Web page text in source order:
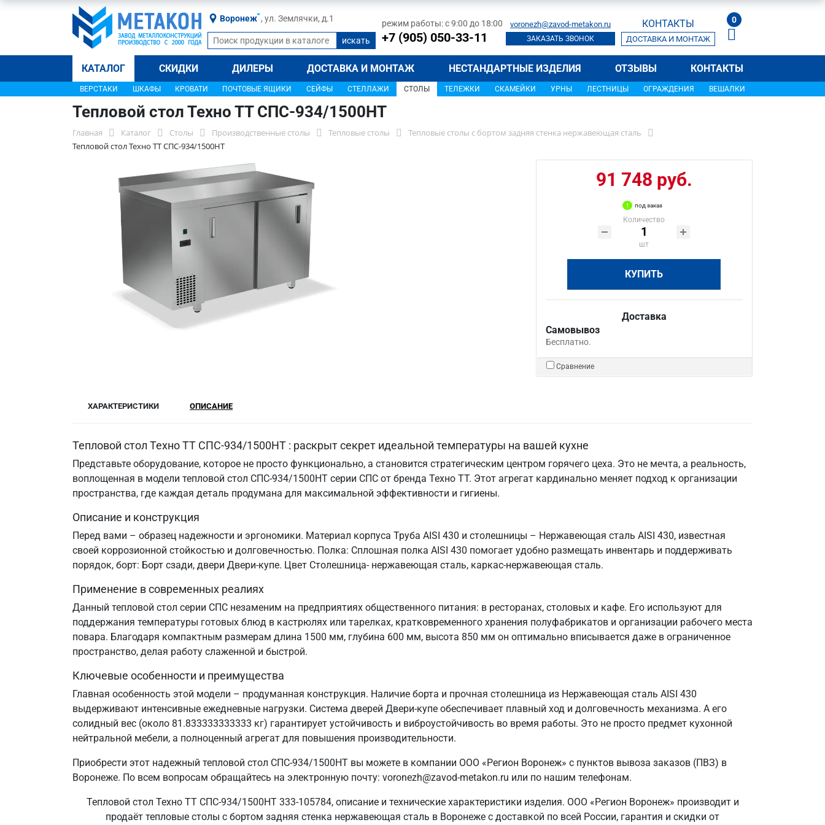
Воронеж , ул. Землячки, д.1 режим работы: с 9:00 до 18:00
+7 (905) 050-33-11
voronezh@zavod-metakon.ru
ЗАКАЗАТЬ ЗВОНОК
КОНТАКТЫ
ДОСТАВКА И МОНТАЖ
0
КАТАЛОГ СКИДКИ ДИЛЕРЫ ДОСТАВКА И МОНТАЖ НЕСТАНДАРТНЫЕ ИЗДЕЛИЯ ОТЗЫВЫ КОНТАКТЫ
ВЕРСТАКИ ШКАФЫ КРОВАТИ ПОЧТОВЫЕ ЯЩИКИ СЕЙФЫ СТЕЛЛАЖИ СТОЛЫ ТЕЛЕЖКИ СКАМЕЙКИ УРНЫ ЛЕСТНИЦЫ ОГРАЖДЕНИЯ ВЕШАЛКИ
Тепловой стол Техно ТТ СПС-934/1500НТ
Главная Каталог Столы Производственные столы Тепловые столы
Тепловые столы с бортом задняя стенка нержавеющая сталь
Тепловой стол Техно ТТ СПС-934/1500НТ
91 748 руб.
под заказ
Количество
шт
КУПИТЬ
Доставка
Самовывоз
Бесплатно.
Сравнение
ХАРАКТЕРИСТИКИ ОПИСАНИЕ
Тепловой стол Техно ТТ СПС-934/1500НТ : раскрыт секрет идеальной температуры на вашей кухне
Представьте оборудование, которое не просто функционально, а становится стратегическим центром горячего цеха. Это не мечта, а реальность,
воплощенная в модели тепловой стол СПС-934/1500НТ серии СПС от бренда Техно ТТ. Этот агрегат кардинально меняет подход к организации
пространства, где каждая деталь продумана для максимальной эффективности и гигиены.
Описание и конструкция
Перед вами – образец надежности и эргономики. Материал корпуса Труба AISI 430 и столешницы – Нержавеющая сталь AISI 430, известная
своей коррозионной стойкостью и долговечностью. Полка: Сплошная полка AISI 430 помогает удобно размещать инвентарь и поддерживать
порядок, борт: Борт сзади, двери Двери-купе. Цвет Столешница- нержавеющая сталь, каркас-нержавеющая сталь.
Применение в современных реалиях
Данный тепловой стол серии СПС незаменим на предприятиях общественного питания: в ресторанах, столовых и кафе. Его используют для
поддержания температуры готовых блюд в кастрюлях или тарелках, кратковременного хранения полуфабрикатов и организации рабочего места
повара. Благодаря компактным размерам длина 1500 мм, глубина 600 мм, высота 850 мм он оптимально вписывается даже в ограниченное
пространство, делая работу слаженной и быстрой.
Ключевые особенности и преимущества
Главная особенность этой модели – продуманная конструкция. Наличие борта и прочная столешница из Нержавеющая сталь AISI 430
выдерживают интенсивные ежедневные нагрузки. Система дверей Двери-купе обеспечивает плавный ход и долговечность механизма. А его
солидный вес (около 81.833333333333 кг) гарантирует устойчивость и виброустойчивость во время работы. Это не просто предмет кухонной
нейтральной мебели, а полноценный агрегат для повышения производительности.
Приобрести этот надежный тепловой стол СПС-934/1500НТ вы можете в компании ООО «Регион Воронеж» с пунктов вывоза заказов (ПВЗ) в
Воронеже. По всем вопросам обращайтесь на электронную почту: voronezh@zavod-metakon.ru или по нашим телефонам.
Тепловой стол Техно ТТ СПС-934/1500НТ 333-105784, описание и технические характеристики изделия. ООО «Регион Воронеж» производит и
продаёт тепловые столы с бортом задняя стенка нержавеющая сталь в Воронеже с доставкой по всей России, гарантия и скидки от